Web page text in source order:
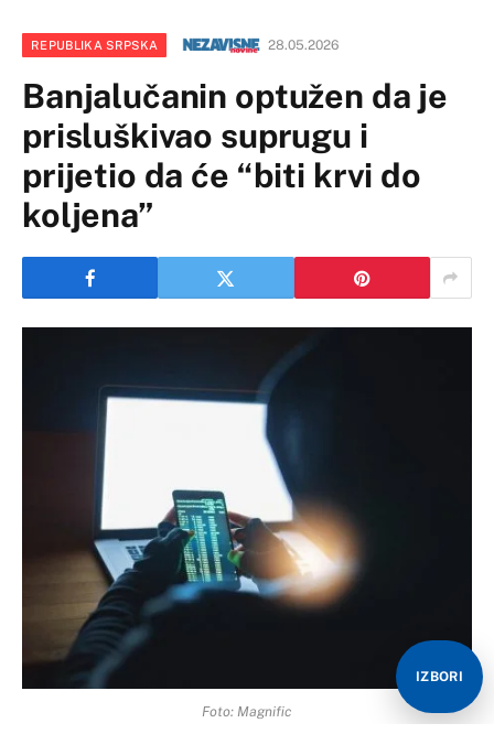
REPUBLIKA SRPSKA 28.05.2026
Banjalučanin optužen da je
prisluškivao suprugu i
prijetio da će “biti krvi do
koljena”
Foto: Magnific
IZBORI